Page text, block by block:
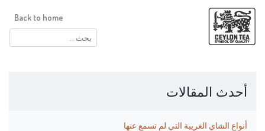
البحث
عن:
Back to home
أحدث المقالات
أنواع الشاي الغريبة التي لم تسمع عنها